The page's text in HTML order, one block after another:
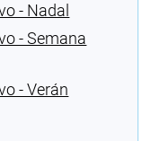
- Nadal
- Semana
- Verán